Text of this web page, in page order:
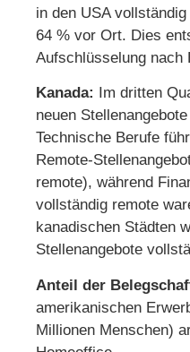
in den USA
64 % vor Ort. Dies
Aufschlüsselung nach
Kanada:
Im dritten
neuen
Technische Berufe
Remote-
remote), während
vollständig remote
kanadischen Städten
Stellenangebote
Anteil der
amerikanischen
Millionen Menschen)